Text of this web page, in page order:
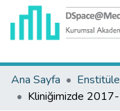
Ana Sayfa